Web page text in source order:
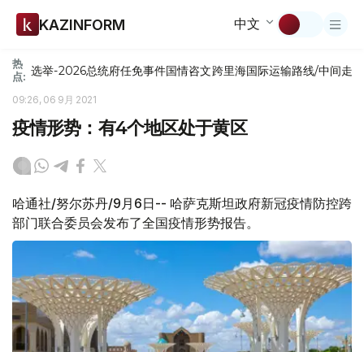
KAZINFORM 中文
热
点: 选举-2026总统府任免事件国情咨文跨里海国际运输路线/中间走廊
09:26, 06 9月 2021
疫情形势：有4个地区处于黄区
哈通社/努尔苏丹/9月6日-- 哈萨克斯坦政府新冠疫情防控跨
部门联合委员会发布了全国疫情形势报告。